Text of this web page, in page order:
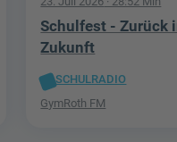
Schulfest - Zurück
Zukunft
SCHULRADIO
GymRoth FM